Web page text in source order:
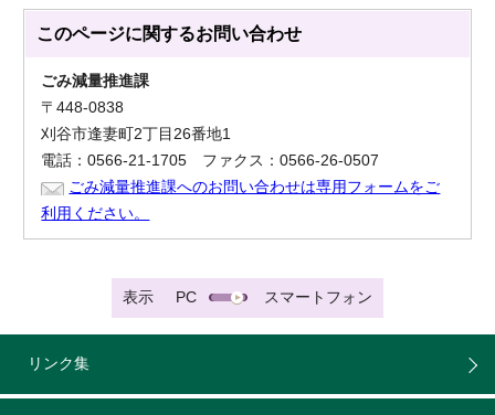
このページに関するお問い合わせ
ごみ減量推進課
〒448-0838
刈谷市逢妻町2丁目26番地1
電話：0566-21-1705 ファクス：0566-26-0507
ごみ減量推進課へのお問い合わせは専用フォームをご
利用ください。
表示 PC スマートフォン
リンク集